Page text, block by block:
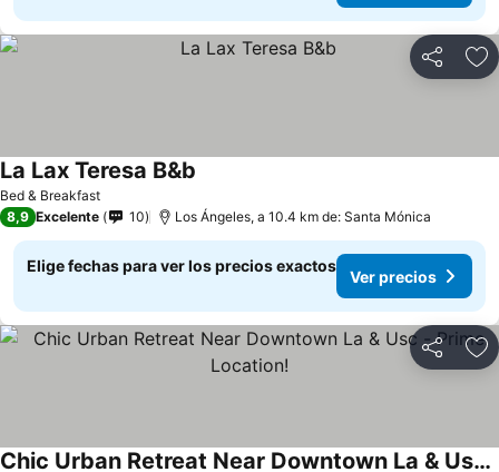
Compartir
Bed & Breakfast
La Lax Teresa B&b
8,9 Excelente 10 Los Ángeles, a 10.4 km de: Santa Mónica
Elige fechas para ver los precios exactos
Ver precios
Compartir
Chic Urban Retreat Near Downtown La & Usc - Prime Location!